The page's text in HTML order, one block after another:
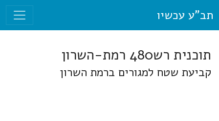
תב"ע עכשיו
תוכנית רש480 רמת-השרון
קביעת שטח למגורים ברמת השרון